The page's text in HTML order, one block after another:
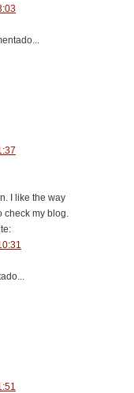
I like the way
my blog.